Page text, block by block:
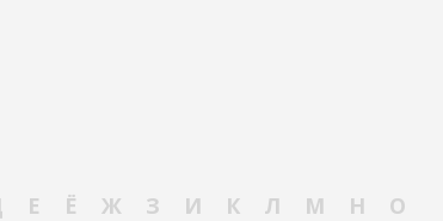
Е Ё Ж З И К Л М Н О